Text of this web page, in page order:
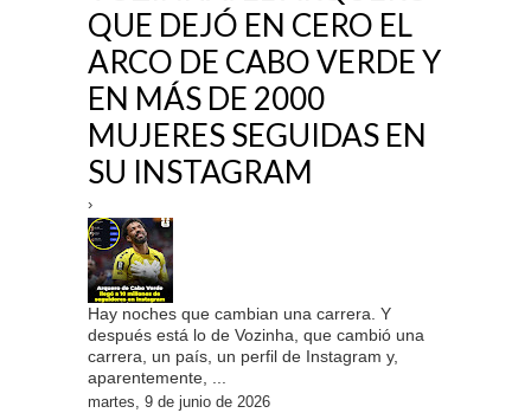
QUE DEJÓ EN CERO EL
ARCO DE CABO VERDE Y
EN MÁS DE 2000
MUJERES SEGUIDAS EN
SU INSTAGRAM
›
Hay noches que cambian una carrera. Y
después está lo de Vozinha, que cambió una
carrera, un país, un perfil de Instagram y,
aparentemente, ...
martes, 9 de junio de 2026